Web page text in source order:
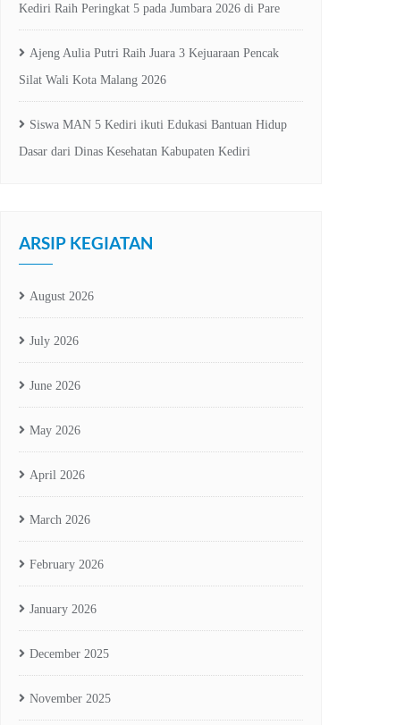
Kediri Raih Peringkat 5 pada Jumbara 2026 di Pare
Ajeng Aulia Putri Raih Juara 3 Kejuaraan Pencak
Silat Wali Kota Malang 2026
Siswa MAN 5 Kediri ikuti Edukasi Bantuan Hidup
Dasar dari Dinas Kesehatan Kabupaten Kediri
ARSIP KEGIATAN
August 2026
July 2026
June 2026
May 2026
April 2026
March 2026
February 2026
January 2026
December 2025
November 2025